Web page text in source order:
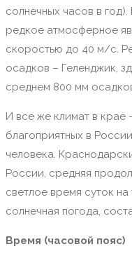
солнечных часов в
редкое атмосферное
скоростью до 40 м/с.
осадков – Геленджик,
среднем 800 мм
И все же климат в
благоприятных в
человека.
России, средняя
светлое время суток
солнечная погода,
Время (часовой пояс)